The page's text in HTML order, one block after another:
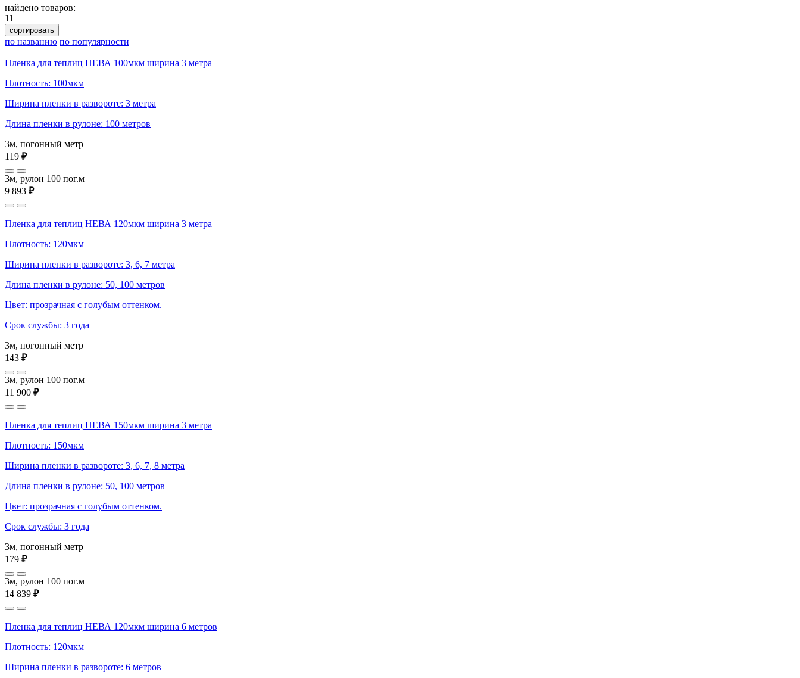
найдено товаров:
11
сортировать
по названию по популярности
Пленка для теплиц НЕВА 100мкм ширина 3 метра
Плотность: 100мкм
Ширина пленки в развороте: 3 метра
Длина пленки в рулоне: 100 метров
3м, погонный метр
119 ₽
3м, рулон 100 пог.м
9 893 ₽
Пленка для теплиц НЕВА 120мкм ширина 3 метра
Плотность: 120мкм
Ширина пленки в развороте: 3, 6, 7 метра
Длина пленки в рулоне: 50, 100 метров
Цвет: прозрачная с голубым оттенком.
Срок службы: 3 года
3м, погонный метр
143 ₽
3м, рулон 100 пог.м
11 900 ₽
Пленка для теплиц НЕВА 150мкм ширина 3 метра
Плотность: 150мкм
Ширина пленки в развороте: 3, 6, 7, 8 метра
Длина пленки в рулоне: 50, 100 метров
Цвет: прозрачная с голубым оттенком.
Срок службы: 3 года
3м, погонный метр
179 ₽
3м, рулон 100 пог.м
14 839 ₽
Пленка для теплиц НЕВА 120мкм ширина 6 метров
Плотность: 120мкм
Ширина пленки в развороте: 6 метров